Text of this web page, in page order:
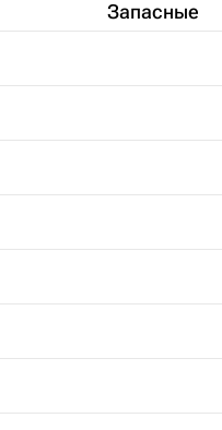
Запасные